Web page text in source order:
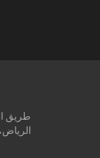
الرياض،12252، المملكة العربية السعودية